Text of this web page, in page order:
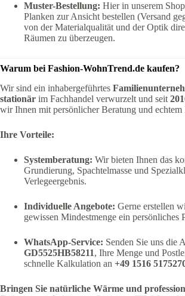
Muster-Bestellung: Hier in unserem
Planken zur Ansicht bestellen (Versand
von der Materialqualität und der Optik
Räumen zu überzeugen.
Warum bei Fashion-WohnTrend.de kaufen?
Wir sind ein inhabergeführtes
stationär im Fachhandel verwurzelt und seit
wir Ihnen mit persönlicher Beratung und echtem
Ihre Vorteile:
Systemberatung: Wir bieten Ihnen das
Grundierung, Spachtelmasse und
Verlegeergebnis.
Individuelle Angebote: Gerne erstellen
gewissen Mindestmenge ein persönliches
WhatsApp-Service: Senden Sie uns die
GD5525HB58211, Ihre Menge und
schnelle Kalkulation an +49 1516
Bringen Sie natürliche Wärme und